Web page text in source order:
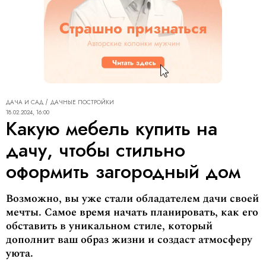
ДАЧА И САД
ДАЧНЫЕ ПОСТРОЙКИ
18.02.2024, 16:00
Какую мебель купить на
дачу, чтобы стильно
оформить загородный дом
Возможно, вы уже стали обладателем дачи своей
мечты. Самое время начать планировать, как его
обставить в уникальном стиле, который
дополнит ваш образ жизни и создаст атмосферу
уюта.